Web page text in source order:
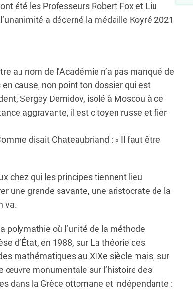
été les Professeurs Robert Fox et Liu
a décerné la médaille Koyré 2021
au nom de l’Académie n’a pas manqué de
cause, non point ton dossier qui est
Sergey Demidov, isolé à Moscou à ce
aggravante, il est citoyen russe et fier
disait Chateaubriand : « Il faut être
chez qui les principes tiennent lieu
une grande savante, une aristocrate de la
va.
polymathie où l’unité de la méthode
d’État, en 1988, sur La théorie des
mathématiques au XIXe siècle mais, sur
œuvre monumentale sur l’histoire des
dans la Grèce ottomane et indépendante :